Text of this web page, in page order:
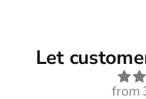
Let
from